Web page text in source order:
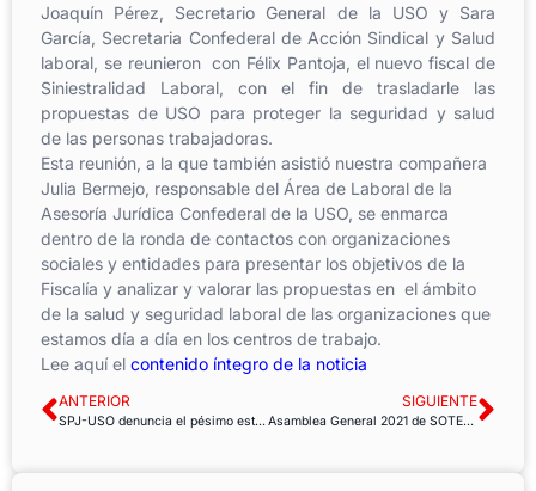
Joaquín Pérez, Secretario General de la USO y Sara
García, Secretaria Confederal de Acción Sindical y Salud
laboral, se reunieron con Félix Pantoja, el nuevo fiscal de
Siniestralidad Laboral, con el fin de trasladarle las
propuestas de USO para proteger la seguridad y salud
de las personas trabajadoras.
Esta reunión, a la que también asistió nuestra compañera
Julia Bermejo, responsable del Área de Laboral de la
Asesoría Jurídica Confederal de la USO, se enmarca
dentro de la ronda de contactos con organizaciones
sociales y entidades para presentar los objetivos de la
Fiscalía y analizar y valorar las propuestas en el ámbito
de la salud y seguridad laboral de las organizaciones que
estamos día a día en los centros de trabajo.
Lee aquí el contenido íntegro de la noticia
ANTERIOR
SPJ-USO denuncia el pésimo estado de la sede judicial de Marchena
SIGUIENTE
Asamblea General 2021 de SOTERMUN, la ONGd de la USO